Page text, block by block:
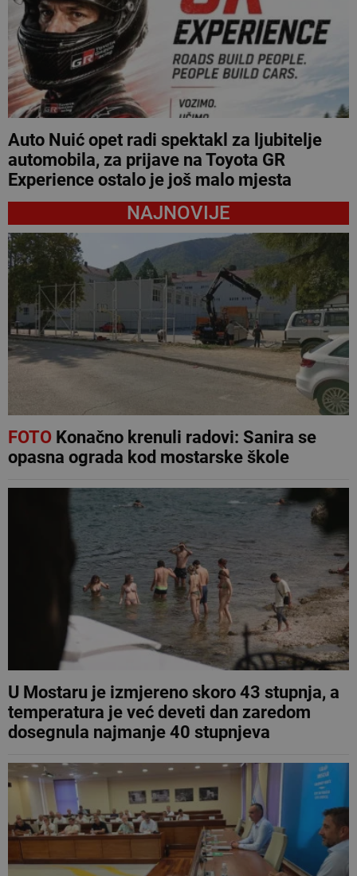
Auto Nuić opet radi spektakl za ljubitelje
automobila, za prijave na Toyota GR
Experience ostalo je još malo mjesta
NAJNOVIJE
FOTOKonačno krenuli radovi: Sanira se
opasna ograda kod mostarske škole
U Mostaru je izmjereno skoro 43 stupnja, a
temperatura je već deveti dan zaredom
dosegnula najmanje 40 stupnjeva